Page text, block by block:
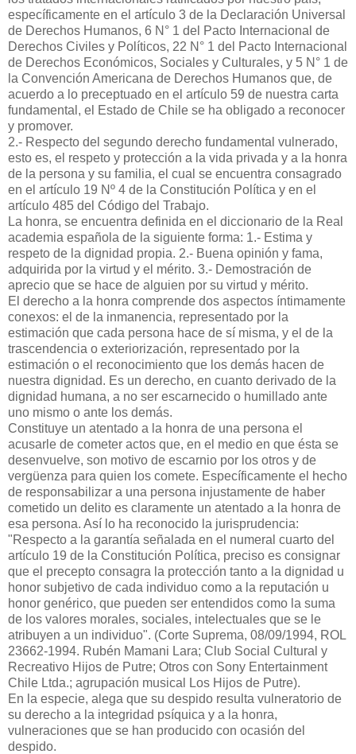
específicamente en el artículo 3 de la Declaración Universal
de Derechos Humanos, 6 N° 1 del Pacto Internacional de
Derechos Civiles y Políticos, 22 N° 1 del Pacto Internacional
de Derechos Económicos, Sociales y Culturales, y 5 N° 1 de
la Convención Americana de Derechos Humanos que, de
acuerdo a lo preceptuado en el artículo 59 de nuestra carta
fundamental, el Estado de Chile se ha obligado a reconocer
y promover.
2.- Respecto del segundo derecho fundamental vulnerado,
esto es, el respeto y protección a la vida privada y a la honra
de la persona y su familia, el cual se encuentra consagrado
en el artículo 19 Nº 4 de la Constitución Política y en el
artículo 485 del Código del Trabajo.
La honra, se encuentra definida en el diccionario de la Real
academia española de la siguiente forma: 1.- Estima y
respeto de la dignidad propia. 2.- Buena opinión y fama,
adquirida por la virtud y el mérito. 3.- Demostración de
aprecio que se hace de alguien por su virtud y mérito.
El derecho a la honra comprende dos aspectos íntimamente
conexos: el de la inmanencia, representado por la
estimación que cada persona hace de sí misma, y el de la
trascendencia o exteriorización, representado por la
estimación o el reconocimiento que los demás hacen de
nuestra dignidad. Es un derecho, en cuanto derivado de la
dignidad humana, a no ser escarnecido o humillado ante
uno mismo o ante los demás.
Constituye un atentado a la honra de una persona el
acusarle de cometer actos que, en el medio en que ésta se
desenvuelve, son motivo de escarnio por los otros y de
vergüenza para quien los comete. Específicamente el hecho
de responsabilizar a una persona injustamente de haber
cometido un delito es claramente un atentado a la honra de
esa persona. Así lo ha reconocido la jurisprudencia:
"Respecto a la garantía señalada en el numeral cuarto del
artículo 19 de la Constitución Política, preciso es consignar
que el precepto consagra la protección tanto a la dignidad u
honor subjetivo de cada individuo como a la reputación u
honor genérico, que pueden ser entendidos como la suma
de los valores morales, sociales, intelectuales que se le
atribuyen a un individuo". (Corte Suprema, 08/09/1994, ROL
23662-1994. Rubén Mamani Lara; Club Social Cultural y
Recreativo Hijos de Putre; Otros con Sony Entertainment
Chile Ltda.; agrupación musical Los Hijos de Putre).
En la especie, alega que su despido resulta vulneratorio de
su derecho a la integridad psíquica y a la honra,
vulneraciones que se han producido con ocasión del
despido.